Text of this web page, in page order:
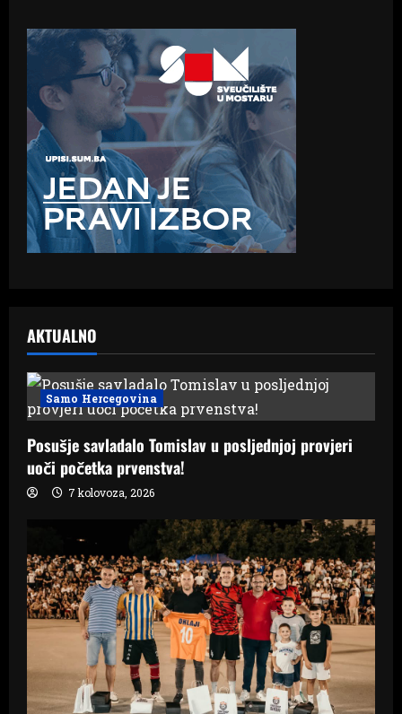
AKTUALNO
Samo Hercegovina
Posušje savladalo Tomislav u posljednjoj provjeri
uoči početka prvenstva!
7 kolovoza, 2026